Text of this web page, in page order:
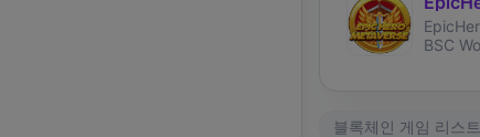
EpicHero - 3D NFT
BSC World's 1st Play to Earn game
블록체인 게임 리스트